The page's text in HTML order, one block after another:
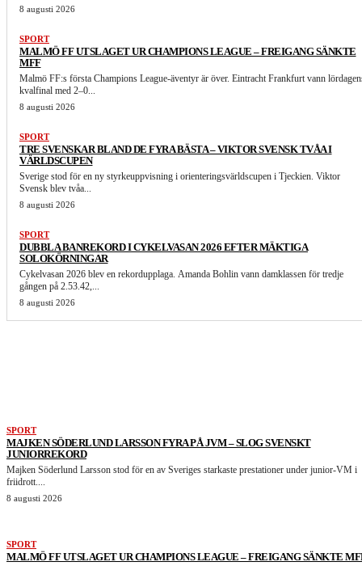
8 augusti 2026
SPORT
MALMÖ FF UTSLAGET UR CHAMPIONS LEAGUE – FREIGANG SÄNKTE
MFF
Malmö FF:s första Champions League-äventyr är över. Eintracht Frankfurt vann
kvalfinal med 2–0...
8 augusti 2026
SPORT
TRE SVENSKAR BLAND DE FYRA BÄSTA – VIKTOR SVENSK TVÅA I
VÄRLDSCUPEN
Sverige stod för en ny styrkeuppvisning i orienteringsvärldscupen i Tjeckien. Viktor
Svensk blev tvåa...
8 augusti 2026
SPORT
DUBBLA BANREKORD I CYKELVASAN 2026 EFTER MÄKTIGA
SOLOKÖRNINGAR
Cykelvasan 2026 blev en rekordupplaga. Amanda Bohlin vann damklassen för tredje
gången på 2.53.42,...
8 augusti 2026
SPORT
MAJKEN SÖDERLUND LARSSON FYRA PÅ JVM – SLOG SVENSKT
JUNIORREKORD
Majken Söderlund Larsson stod för en av Sveriges starkaste prestationer under junior-VM i
friidrott....
8 augusti 2026
SPORT
MALMÖ FF UTSLAGET UR CHAMPIONS LEAGUE – FREIGANG SÄNKTE